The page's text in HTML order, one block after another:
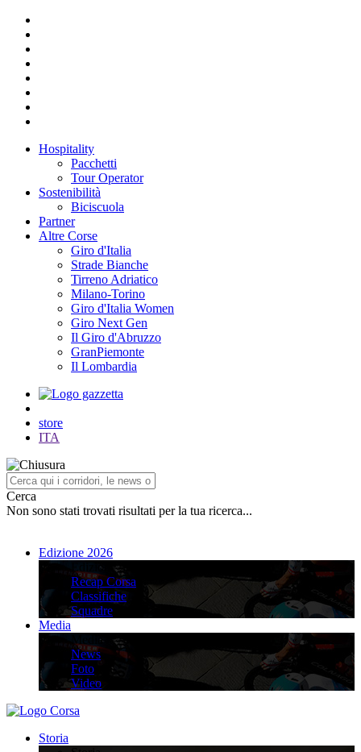
Hospitality
Pacchetti
Tour Operator
Sostenibilità
Biciscuola
Partner
Altre Corse
Giro d'Italia
Strade Bianche
Tirreno Adriatico
Milano-Torino
Giro d'Italia Women
Giro Next Gen
Il Giro d'Abruzzo
GranPiemonte
Il Lombardia
store
ITA
Cerca
Non sono stati trovati risultati per la tua ricerca...
Edizione 2026
Edizione 2026
Recap Corsa
Classifiche
Squadre
Media
Media
News
Foto
Video
Storia